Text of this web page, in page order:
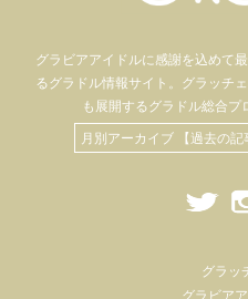
グラビアアイドルに感謝を込めて
るグラドル情報サイト。 グラッチ
も 展開するグラドル総合プ
月別アーカイブ 【過去の
グラッ
グラビア